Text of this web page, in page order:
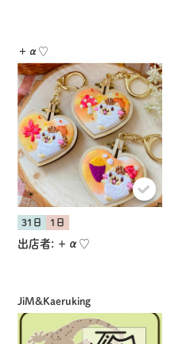
＋α♡
31日 1日
出店者: ＋α♡
JiM&Kaeruking